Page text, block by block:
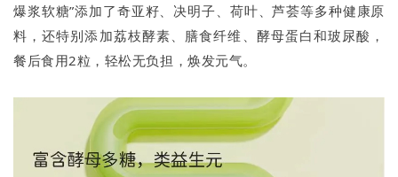
爆浆软糖”添加了奇亚籽、决明子、荷叶、芦荟等多种健康原
料，还特别添加荔枝酵素、膳食纤维、酵母蛋白和玻尿酸，
餐后食用2粒，轻松无负担，焕发元气。